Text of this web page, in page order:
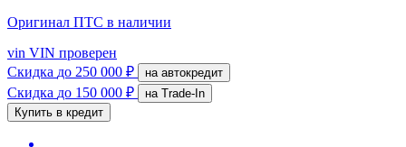
Оригинал ПТС в наличии
vin VIN проверен
Скидка до 250 000 ₽ на автокредит
Скидка до 150 000 ₽
на Trade-In
Купить в кредит